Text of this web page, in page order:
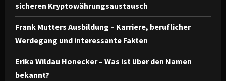
sicheren Kryptowährungsaustausch
Frank Mutters Ausbildung – Karriere, beruflicher
Werdegang und interessante Fakten
Erika Wildau Honecker – Was ist über den Namen
bekannt?